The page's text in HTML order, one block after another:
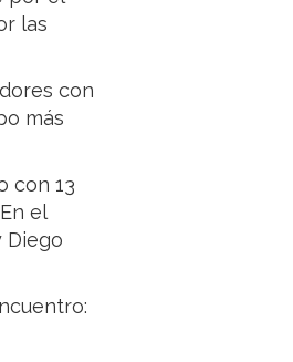
las
con
más
con 13
el
Diego